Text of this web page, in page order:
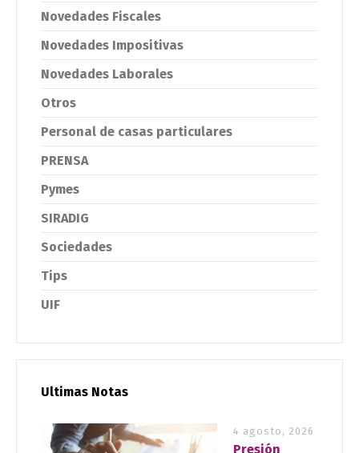
Novedades Fiscales
Novedades Impositivas
Novedades Laborales
Otros
Personal de casas particulares
PRENSA
Pymes
SIRADIG
Sociedades
Tips
UIF
Ultimas Notas
4 agosto, 2026
Presión